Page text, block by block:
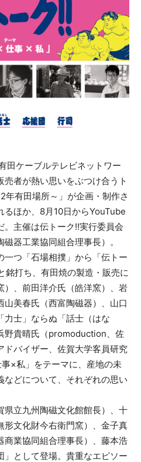
田ケーブルテレビネットワー
者が熱い思いをぶつけ合うト
年有田場所～」が企画・制作さ
るほか、8月10日からYouTube
。主催は伝トーク!!実行委員会
器工業協同組合理事長）。
つ「石場相撲」から「伝トー
銘打ち、有田焼の製造・販売に
）、前田洋介氏（皓洋窯）、岩
美春氏（西富陶磁器）、山口
力士」ならぬ「話士（はな
野貴晴氏（promoduction、佐
ドバイザー、佐賀大学客員研究
×私」をテーマに、産地の未
どについて、それぞれの思い
立九州陶磁文化館館長）、十
形文化財今右衛門窯）、金子真
商業協同組合理事長）、藤本浩
として登場。貴重なエピソー